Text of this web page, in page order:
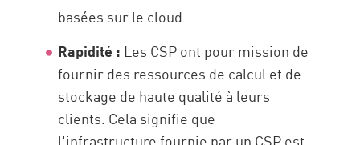
basées sur le cloud.
Rapidité : Les CSP ont pour mission de
fournir des ressources de calcul et de
stockage de haute qualité à leurs
clients. Cela signifie que
l'infrastructure fournie par un CSP est